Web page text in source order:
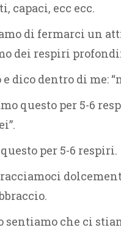
capaci, ecc ecc.
di fermarci un
dei respiri profondi:
dico dentro di me:
questo per 5-6
per 5-6 respiri.
sentiamo che ci